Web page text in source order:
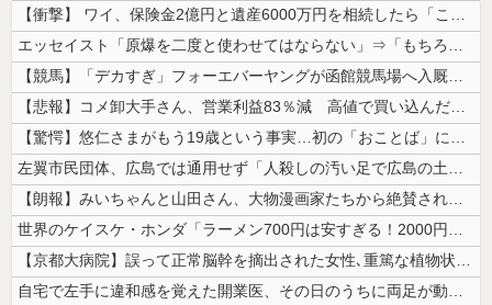
【衝撃】 ワイ、保険金2億円と遺産6000万円を相続したら「こう」なっ...
エッセイスト「原爆を二度と使わせてはならない」⇒「もちろん中国の核も非...
【競馬】「デカすぎ」フォーエバーヤングが函館競馬場へ入厩 573キロ ...
【悲報】コメ卸大手さん、営業利益83％減 高値で買い込んだ米が売れず「...
【驚愕】悠仁さまがもう19歳という事実…初の「おことば」にネット民驚嘆
左翼市民団体、広島では通用せず「人殺しの汚い足で広島の土を踏むな！」→...
【朗報】みいちゃんと山田さん、大物漫画家たちから絶賛されるｗｗｗｗ
世界のケイスケ・ホンダ「ラーメン700円は安すぎる！2000円にするべ...
【京都大病院】誤って正常脳幹を摘出された女性､重篤な植物状態だが意識は...
自宅で左手に違和感を覚えた開業医、その日のうちに両足が動かなくなり入院...